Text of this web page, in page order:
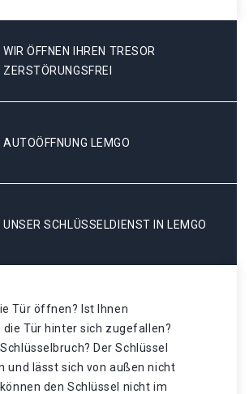
WIR ÖFFNEN IHREN TRESOR
ZERSTÖRUNGSFREI
AUTOÖFFNUNG LEMGO
UNSER SCHLÜSSELDIENST IN LEMGO
Tür öffnen? Ist Ihnen
Tür hinter sich zugefallen?
Der Schlüssel
und lässt sich von außen nicht
den Schlüssel nicht im